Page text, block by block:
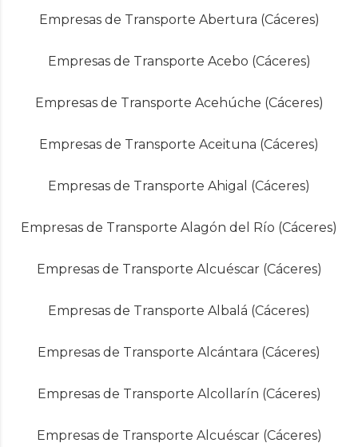
Empresas de Transporte Abertura (Cáceres)
Empresas de Transporte Acebo (Cáceres)
Empresas de Transporte Acehúche (Cáceres)
Empresas de Transporte Aceituna (Cáceres)
Empresas de Transporte Ahigal (Cáceres)
Empresas de Transporte Alagón del Río (Cáceres)
Empresas de Transporte Alcuéscar (Cáceres)
Empresas de Transporte Albalá (Cáceres)
Empresas de Transporte Alcántara (Cáceres)
Empresas de Transporte Alcollarín (Cáceres)
Empresas de Transporte Alcuéscar (Cáceres)